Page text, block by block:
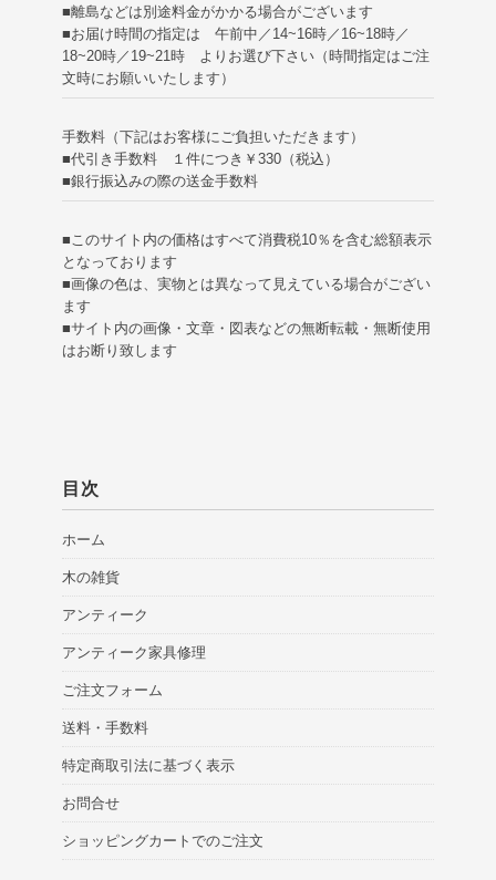
■離島などは別途料金がかかる場合がございます
■お届け時間の指定は 午前中／14~16時／16~18時／
18~20時／19~21時 よりお選び下さい（時間指定はご注
文時にお願いいたします）
手数料（下記はお客様にご負担いただきます）
■代引き手数料 １件につき￥330（税込）
■銀行振込みの際の送金手数料
■このサイト内の価格はすべて消費税10％を含む総額表示
となっております
■画像の色は、実物とは異なって見えている場合がござい
ます
■サイト内の画像・文章・図表などの無断転載・無断使用
はお断り致します
目次
ホーム
木の雑貨
アンティーク
アンティーク家具修理
ご注文フォーム
送料・手数料
特定商取引法に基づく表示
お問合せ
ショッピングカートでのご注文